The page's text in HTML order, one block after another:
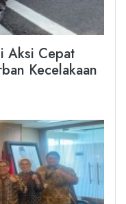
Aksi Cepat
Kecelakaan